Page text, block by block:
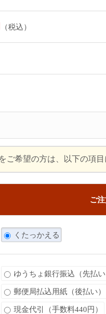
（税込）
ご希望の方は、以下の項
ご
くたっかえる
ゆうちょ銀行振込（先払い
郵便局払込用紙（後払い）
現金代引（手数料440円）